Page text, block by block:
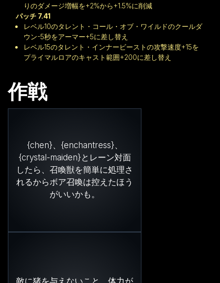
りのダメージ増幅を+2%から+1.5%に削減
パッチ 7.41
レベル10のタレント・コール・オブ・ワイルドのクールダ
ウン-5秒をアーマー+5に差し替え
レベル15のタレント・インナービーストの攻撃速度+15を
プライマルロアのキャスト範囲+200に差し替え
作戦
{chen}、{enchantress}、
{crystal-maiden}とレーン対面
したら、召喚獣を簡単に処理さ
れるからボア召喚は控えたほう
がいいかも。